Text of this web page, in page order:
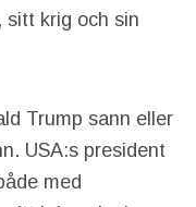
sitt krig och sin
Trump sann eller
USA:s president
med